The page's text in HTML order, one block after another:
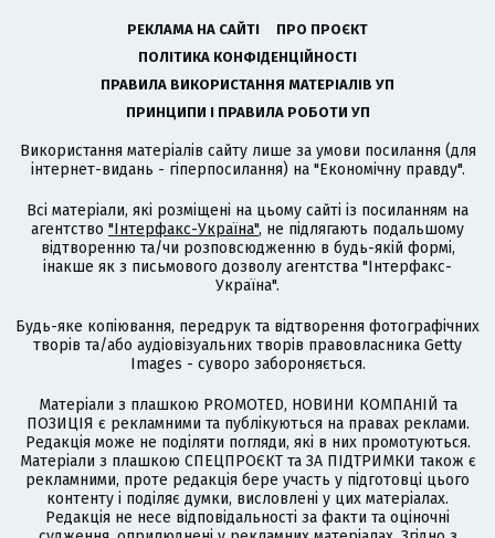
РЕКЛАМА НА САЙТІ
ПРО ПРОЄКТ
ПОЛІТИКА КОНФІДЕНЦІЙНОСТІ
ПРАВИЛА ВИКОРИСТАННЯ МАТЕРІАЛІВ УП
ПРИНЦИПИ І ПРАВИЛА РОБОТИ УП
Використання матеріалів сайту лише за умови посилання (для
інтернет-видань - гіперпосилання) на "Економічну правду".
Всі матеріали, які розміщені на цьому сайті із посиланням на
агентство "Інтерфакс-Україна", не підлягають подальшому
відтворенню та/чи розповсюдженню в будь-якій формі,
інакше як з письмового дозволу агентства "Інтерфакс-
Україна".
Будь-яке копіювання, передрук та відтворення фотографічних
творів та/або аудіовізуальних творів правовласника Getty
Images - суворо забороняється.
Матеріали з плашкою PROMOTED, НОВИНИ КОМПАНІЙ та
ПОЗИЦІЯ є рекламними та публікуються на правах реклами.
Редакція може не поділяти погляди, які в них промотуються.
Матеріали з плашкою СПЕЦПРОЄКТ та ЗА ПІДТРИМКИ також є
рекламними, проте редакція бере участь у підготовці цього
контенту і поділяє думки, висловлені у цих матеріалах.
Редакція не несе відповідальності за факти та оціночні